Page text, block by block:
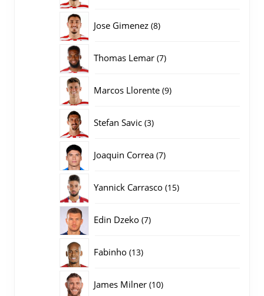
Jose Gimenez 88
Thomas Lemar 77
Marcos Llorente 99
Stefan Savic 33
Joaquin Correa 77
Yannick Carrasco 1515
Edin Dzeko 77
Fabinho 1313
James Milner 1010